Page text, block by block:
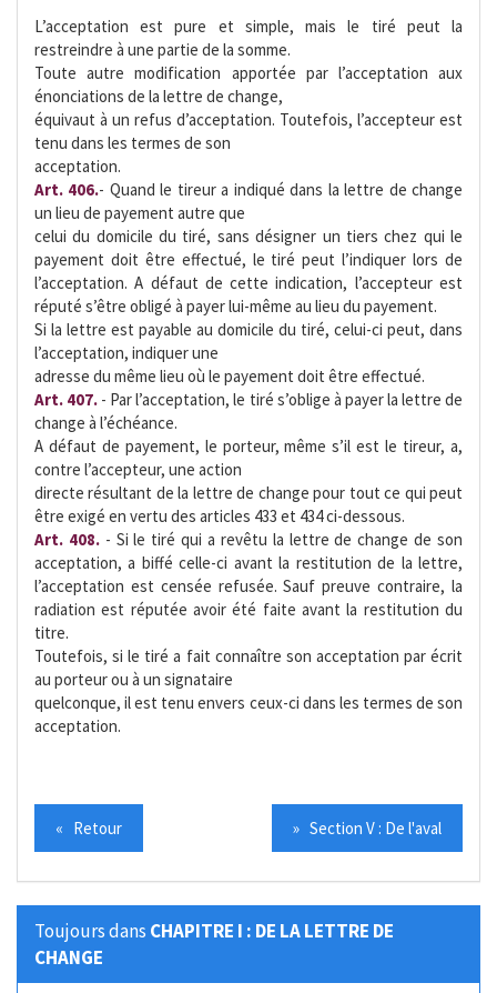
L’acceptation est pure et simple, mais le tiré peut la
restreindre à une partie de la somme.
Toute autre modification apportée par l’acceptation aux
énonciations de la lettre de change,
équivaut à un refus d’acceptation. Toutefois, l’accepteur est
tenu dans les termes de son
acceptation.
Art. 406.- Quand le tireur a indiqué dans la lettre de change
un lieu de payement autre que
celui du domicile du tiré, sans désigner un tiers chez qui le
payement doit être effectué, le tiré peut l’indiquer lors de
l’acceptation. A défaut de cette indication, l’accepteur est
réputé s’être obligé à payer lui-même au lieu du payement.
Si la lettre est payable au domicile du tiré, celui-ci peut, dans
l’acceptation, indiquer une
adresse du même lieu où le payement doit être effectué.
Art. 407. - Par l’acceptation, le tiré s’oblige à payer la lettre de
change à l’échéance.
A défaut de payement, le porteur, même s’il est le tireur, a,
contre l’accepteur, une action
directe résultant de la lettre de change pour tout ce qui peut
être exigé en vertu des articles 433 et 434 ci-dessous.
Art. 408.- Si le tiré qui a revêtu la lettre de change de son
acceptation, a biffé celle-ci avant la restitution de la lettre,
l’acceptation est censée refusée. Sauf preuve contraire, la
radiation est réputée avoir été faite avant la restitution du
titre.
Toutefois, si le tiré a fait connaître son acceptation par écrit
au porteur ou à un signataire
quelconque, il est tenu envers ceux-ci dans les termes de son
acceptation.
« Retour » Section V : De l'aval
Toujours dans CHAPITRE I : DE LA LETTRE DE
CHANGE